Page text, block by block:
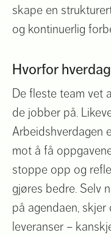
skape en
og kontinuerlig
Hvorfor
De fleste team vet
de jobber på.
Arbeidshverdagen
mot å få
stoppe opp og
gjøres bedre. Selv
på agendaen,
leveranser –